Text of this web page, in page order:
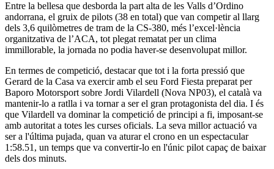
Entre la bellesa que desborda la part alta de les Valls d’Ordino
andorrana, el gruix de pilots (38 en total) que van competir al llarg
dels 3,6 quilòmetres de tram de la CS-380, més l’excel·lència
organitzativa de l’ACA, tot plegat rematat per un clima
immillorable, la jornada no podia haver-se desenvolupat millor.
En termes de competició, destacar que tot i la forta pressió que
Gerard de la Casa va exercir amb el seu Ford Fiesta preparat per
Baporo Motorsport sobre Jordi Vilardell (Nova NP03), el català va
mantenir-lo a ratlla i va tornar a ser el gran protagonista del dia. I és
que Vilardell va dominar la competició de principi a fi, imposant-se
amb autoritat a totes les curses oficials. La seva millor actuació va
ser a l'última pujada, quan va aturar el crono en un espectacular
1:58.51, un temps que va convertir-lo en l'únic pilot capaç de baixar
dels dos minuts.